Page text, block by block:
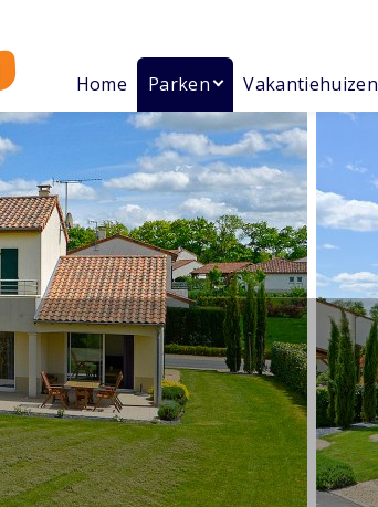
Home Parken Vakantiehuizen